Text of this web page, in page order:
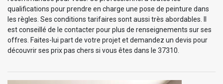
qualifications pour prendre en charge une pose de peinture dans
les règles. Ses conditions tarifaires sont aussi très abordables. Il
est conseillé de le contacter pour plus de renseignements sur ses
offres. Faites-lui part de votre projet et demandez un devis pour
découvrir ses prix pas chers si vous êtes dans le 37310.